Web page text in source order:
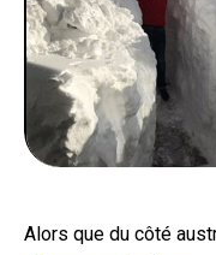
Alors que du côté